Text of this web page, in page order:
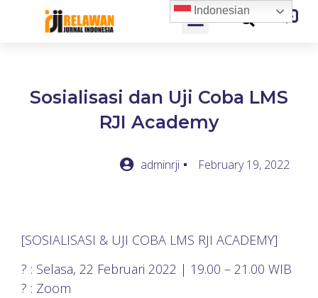
Sosialisasi dan Uji Coba LMS
RJI Academy
adminrji February 19, 2022
[SOSIALISASI & UJI COBA LMS RJI ACADEMY]
? : Selasa, 22 Februari 2022 | 19.00 – 21.00 WIB
? : Zoom
Indonesian